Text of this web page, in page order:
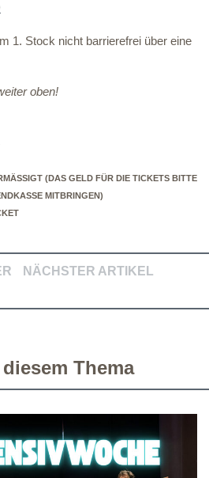
1. Stock nicht barrierefrei über eine
oben!
(DAS GELD FÜR DIE TICKETS BITTE P
MITBRINGEN)
NÄCHSTER ARTIKEL
Thema